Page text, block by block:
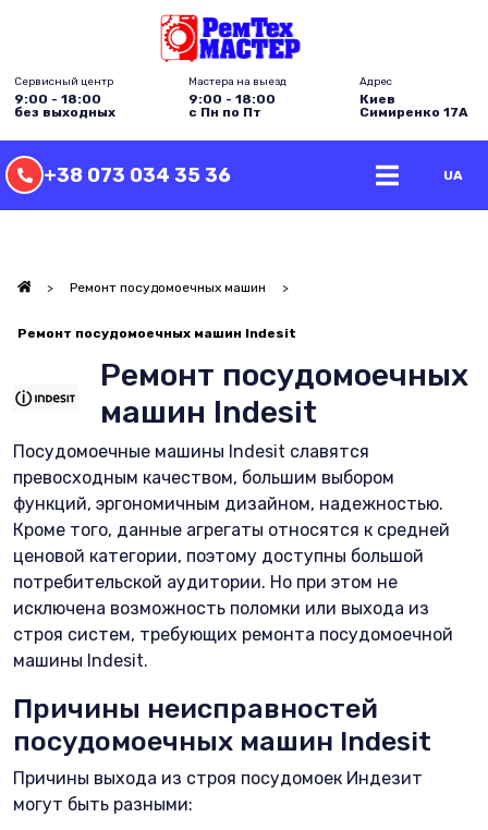
Сервисный центр
9:00 - 18:00
без выходных
Мастера на выезд
9:00 - 18:00
с Пн по Пт
Адрес
Киев
Симиренко 17А
+38 073 034 35 36 UA
> Ремонт посудомоечных машин >
Ремонт посудомоечных машин Indesit
Ремонт посудомоечных
машин Indesit
Посудомоечные машины Indesit славятся
превосходным качеством, большим выбором
функций, эргономичным дизайном, надежностью.
Кроме того, данные агрегаты относятся к средней
ценовой категории, поэтому доступны большой
потребительской аудитории. Но при этом не
исключена возможность поломки или выхода из
строя систем, требующих ремонта посудомоечной
машины Indesit.
Причины неисправностей
посудомоечных машин Indesit
Причины выхода из строя посудомоек Индезит
могут быть разными: